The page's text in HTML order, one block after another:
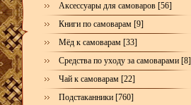
Аксессуары для самоваров [56]
Книги по самоварам [9]
Мёд к самоварам [33]
Средства по уходу за самоварами [8]
Чай к самоварам [22]
Подстаканники [760]